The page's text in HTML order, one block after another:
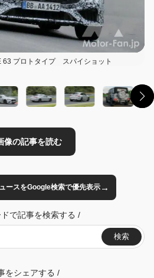
63 プロトタイプ スパイショット
ースをGoogle検索で優先表示→
で記事を検索する /
検索
をシェアする /